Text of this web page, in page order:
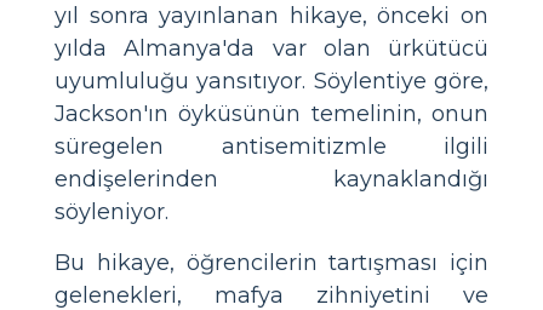
yıl sonra yayınlanan hikaye, önceki on
yılda Almanya'da var olan ürkütücü
uyumluluğu yansıtıyor. Söylentiye göre,
Jackson'ın öyküsünün temelinin, onun
süregelen antisemitizmle ilgili
endişelerinden kaynaklandığı
söyleniyor.
Bu hikaye, öğrencilerin tartışması için
gelenekleri, mafya zihniyetini ve